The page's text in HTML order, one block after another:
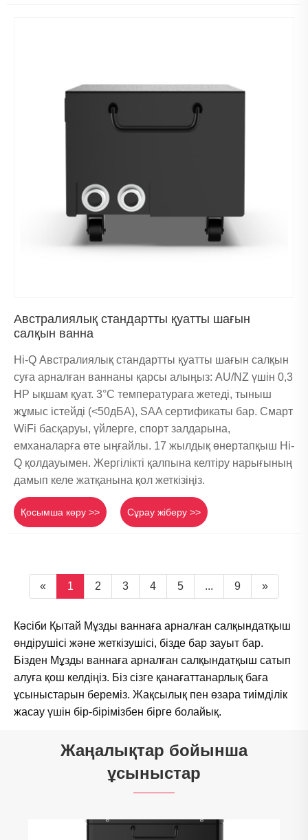
Австралиялық стандартты қуатты шағын
салқын ванна
Hi-Q Австралиялық стандартты қуатты шағын салқын
суға арналған ваннаны қарсы алыңыз: AU/NZ үшін 0,3
HP ықшам қуат. 3°C температураға жетеді, тыныш
жұмыс істейді (<50дБА), SAA сертификаты бар. Смарт
WiFi басқаруы, үйлерге, спорт залдарына,
емханаларға өте ыңғайлы. 17 жылдық өнертапқыш Hi-
Q қолдауымен. Жергілікті қалпына келтіру нарығының
дамып келе жатқанына қол жеткізіңіз.
Қосымша көру >> Сұрау жіберу >>
« 1 2 3 4 5 ... 9 »
Кәсіби Қытай Мұзды ваннаға арналған салқындатқыш
өндірушісі және жеткізушісі, бізде бар зауыт бар.
Бізден Мұзды ваннаға арналған салқындатқыш сатып
алуға қош келдіңіз. Біз сізге қанағаттанарлық баға
ұсыныстарын береміз. Жақсылық пен өзара тиімділік
жасау үшін бір-бірімізбен бірге болайық.
Жаңалықтар бойынша
ұсыныстар